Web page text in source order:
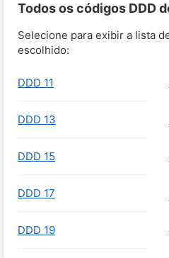
Todos os códigos DDD
Selecione para exibir a lista
escolhido:
DDD 11
DDD 13
DDD 15
DDD 17
DDD 19